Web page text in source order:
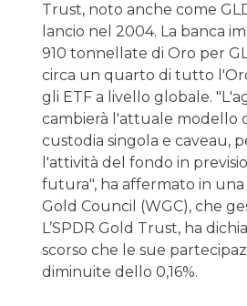
Trust, noto anche come
lancio nel 2004. La banca
910 tonnellate di Oro per
circa un quarto di tutto
gli ETF a livello globale.
cambierà l'attuale modello
custodia singola e caveau,
l'attività del fondo in
futura", ha affermato in
Gold Council (WGC), che
L’SPDR Gold Trust, ha
scorso che le sue
diminuite dello 0,16%.